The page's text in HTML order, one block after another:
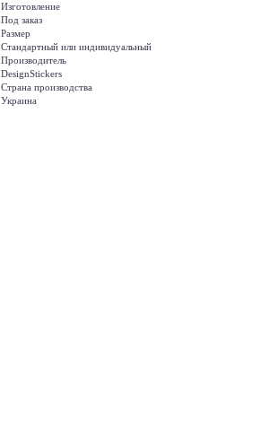
Изготовление
Под заказ
Размер
Стандартный или индивидуальный
Производитель
DesignStickers
Страна производства
Украина